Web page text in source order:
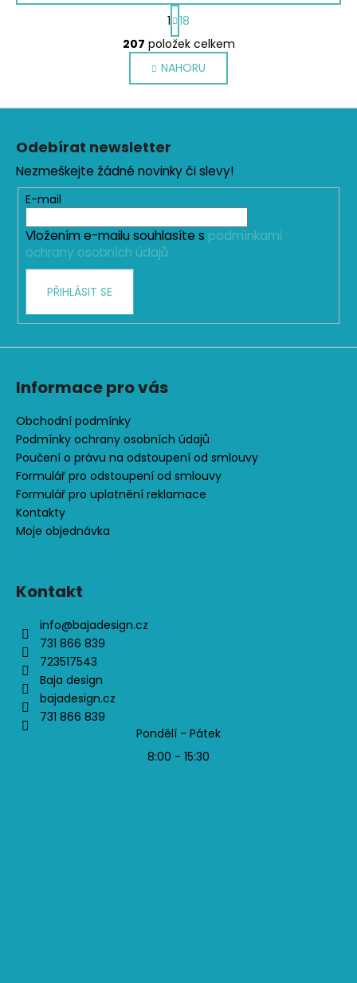
O
v
l
á
d
p
r
v
k
y
u
S
t
r
á
n
k
1 18
207 položek celkem
NAHORU
Z
Odebírat newsletter
Nezmeškejte žádné novinky či slevy!
E-mail
Vložením e-mailu souhlasíte s podmínkami
ochrany osobních údajů
PŘIHLÁSIT SE
Informace pro vás
Obchodní podmínky
Podmínky ochrany osobních údajů
Poučení o právu na odstoupení od smlouvy
Formulář pro odstoupení od smlouvy
Formulář pro uplatnění reklamace
Kontakty
Moje objednávka
Kontakt
info@bajadesign.cz
731 866 839
723517543
Baja design
bajadesign.cz
731 866 839
Pondělí - Pátek
8:00 - 15:30